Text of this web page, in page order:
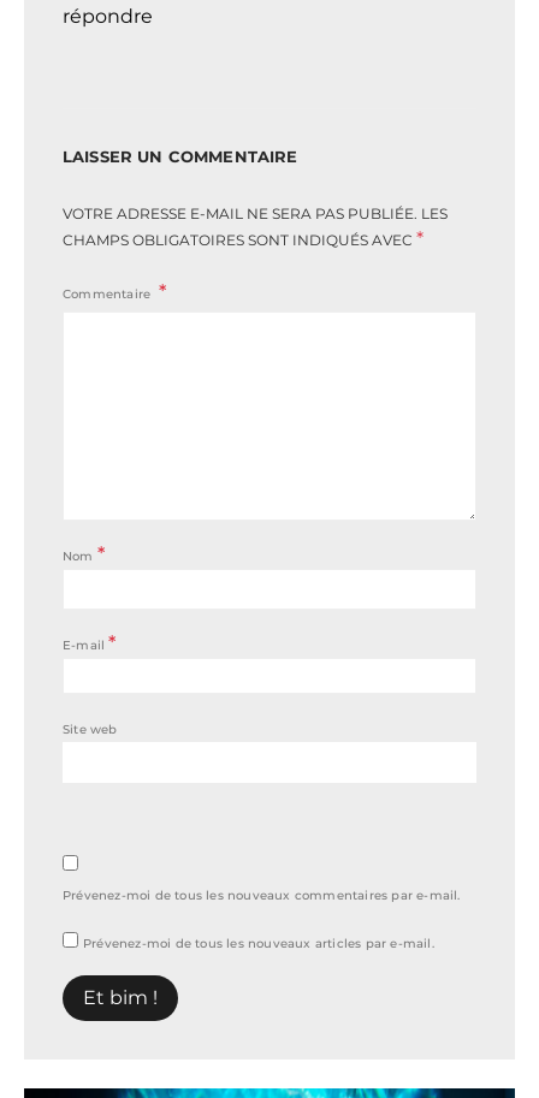
répondre
LAISSER UN COMMENTAIRE
VOTRE ADRESSE E-MAIL NE SERA PAS PUBLIÉE. LES
CHAMPS OBLIGATOIRES SONT INDIQUÉS AVEC *
Commentaire
Nom *
E-mail*
Site web
Prévenez-moi de tous les nouveaux commentaires par e-mail.
Prévenez-moi de tous les nouveaux articles par e-mail.